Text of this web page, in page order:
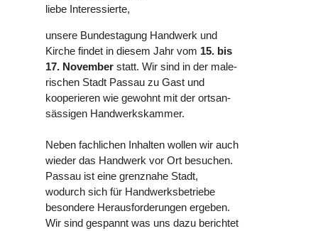
liebe Inter­es­sierte,
unsere Bun­des­ta­gung Handwerk und
Kirche findet in diesem Jahr vom 15. bis
17. Novemberstatt. Wir sind in der male­
ri­schen Stadt Passau zu Gast und
koope­rie­ren wie gewohnt mit der orts­an­
säs­si­gen Hand­werks­kam­mer.
Neben fach­li­chen Inhalten wollen wir auch
wieder das Handwerk vor Ort besuchen.
Passau ist eine grenz­nahe Stadt,
wodurch sich für Hand­werks­be­triebe
beson­dere Her­aus­for­de­run­gen ergeben.
Wir sind gespannt was uns dazu berich­tet